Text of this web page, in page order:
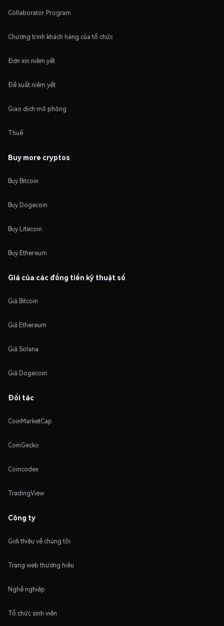
Collaborator Program
Chương trình khách hàng của tổ chức
Đơn xin niêm yết
Đề xuất niêm yết
Giao dịch mô phỏng
Thuế
Buy more cryptos
Buy Bitcoin
Buy Dogecoin
Buy Litecoin
Buy Ethereum
Giá của các đồng tiền kỹ thuật số
Giá Bitcoin
Giá Ethereum
Giá Solana
Giá Dogecoin
Đối tác
CoinMarketCap
CoinGecko
Coincodex
TradingView
Công ty
Giới thiệu về chúng tôi
Trang web thương hiệu
Nghề nghiệp
Tổ chức sinh viên